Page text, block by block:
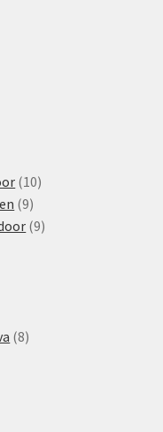
1010
99
produktů
99
88